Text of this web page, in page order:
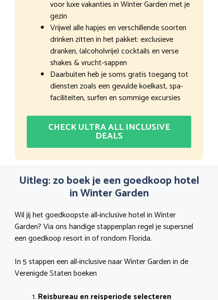
voor luxe vakanties in Winter Garden met je
gezin
Vrijwel alle hapjes en verschillende soorten
drinken zitten in het pakket: exclusieve
dranken, (alcoholvrije) cocktails en verse
shakes & vrucht-sappen
Daarbuiten heb je soms gratis toegang tot
diensten zoals een gevulde koelkast, spa-
faciliteiten, surfen en sommige excursies
CHECK ULTRA ALL INCLUSIVE
DEALS
Uitleg: zo boek je een goedkoop hotel
in Winter Garden
Wil jij het goedkoopste all-inclusive hotel in Winter
Garden? Via ons handige stappenplan regel je supersnel
een goedkoop resort in of rondom Florida.
In 5 stappen een all-inclusive naar Winter Garden in de
Verenigde Staten boeken
Reisbureau en reisperiode selecteren